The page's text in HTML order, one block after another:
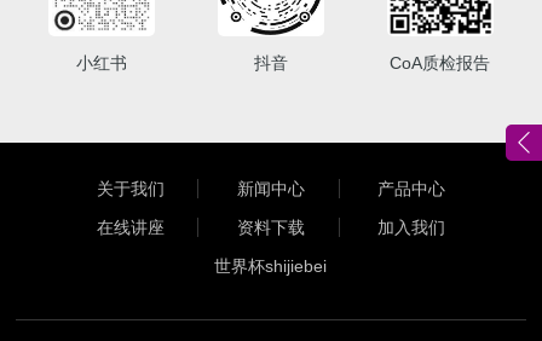
小红书 抖音 CoA质检报告
关于我们 新闻中心
产品中心
在线讲座
资料下载
加入我们
世界杯shijiebei